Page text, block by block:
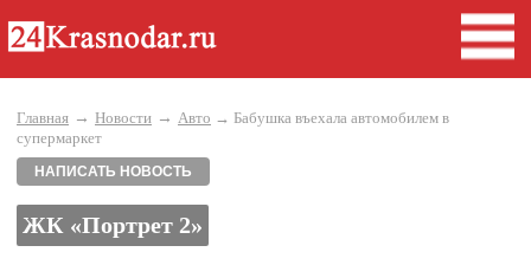
Главная → Новости → Авто → Бабушка въехала автомобилем в
супермаркет
НАПИСАТЬ НОВОСТЬ
ЖК «Портрет 2»